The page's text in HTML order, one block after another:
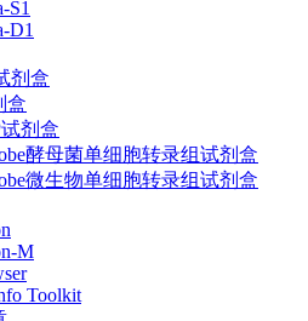
S1
D1
剂盒
盒
剂盒
酵母菌单细胞转录组试剂盒
微生物单细胞转录组试剂盒
M
Toolkit